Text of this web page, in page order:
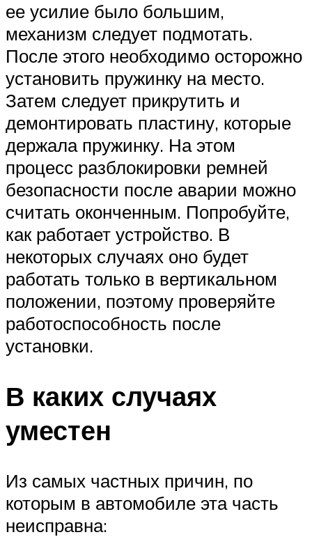
ее усилие было большим,
механизм следует подмотать.
После этого необходимо осторожно
установить пружинку на место.
Затем следует прикрутить и
демонтировать пластину, которые
держала пружинку. На этом
процесс разблокировки ремней
безопасности после аварии можно
считать оконченным. Попробуйте,
как работает устройство. В
некоторых случаях оно будет
работать только в вертикальном
положении, поэтому проверяйте
работоспособность после
установки.
В каких случаях
уместен
Из самых частных причин, по
которым в автомобиле эта часть
неисправна: